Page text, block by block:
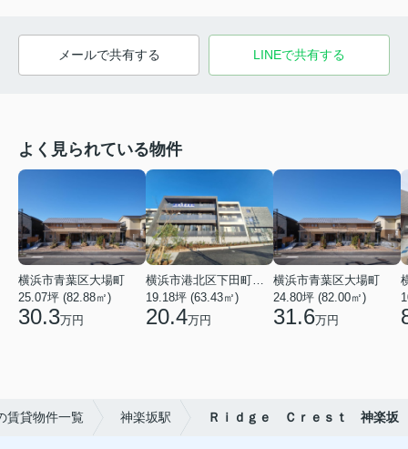
メールで共有する LINEで共有する
よく見られている物件
横浜市青葉区大場町
25.07坪 (82.88㎡)
30.3万円
19.18坪 (63.43㎡)
20.4万円
横浜市青葉区大場町
24.80坪 (82.00㎡)
31.6万円
賃貸物件一覧 神楽坂駅 Ｒｉｄｇｅ Ｃｒｅｓｔ 神楽坂